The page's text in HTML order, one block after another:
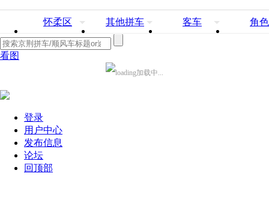
怀柔区 其他拼车 客车 角色
看图
加载中...
登录
用户中心
发布信息
论坛
回顶部